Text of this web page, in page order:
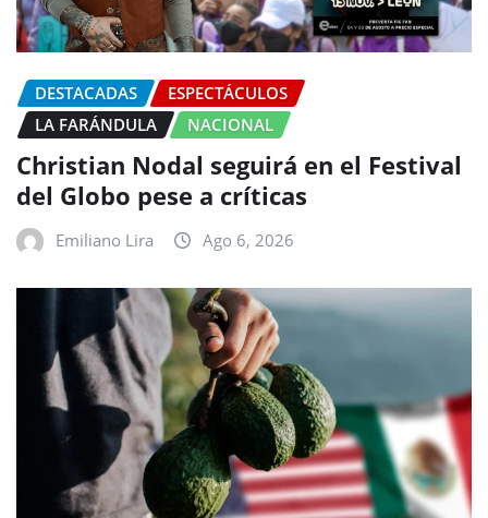
DESTACADAS
ESPECTÁCULOS
LA FARÁNDULA
NACIONAL
Christian Nodal seguirá en el Festival
del Globo pese a críticas
Emiliano Lira Ago 6, 2026